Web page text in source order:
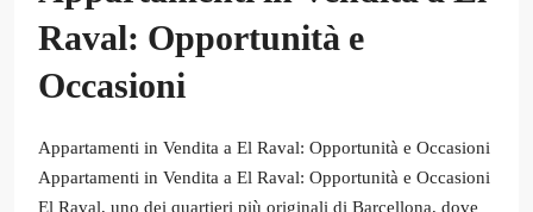
Raval: Opportunità e
Occasioni
Appartamenti in Vendita a El Raval: Opportunità e Occasioni
Appartamenti in Vendita a El Raval: Opportunità e Occasioni
El Raval, uno dei quartieri più originali di Barcellona, dove